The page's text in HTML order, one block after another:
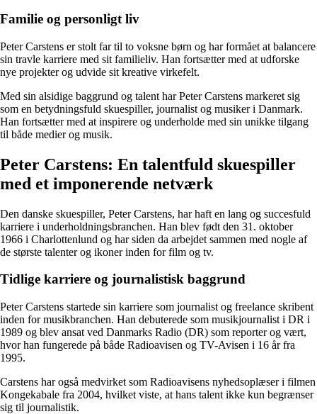
Familie og personligt liv
Peter Carstens er stolt far til to voksne børn og har formået at balancere
sin travle karriere med sit familieliv. Han fortsætter med at udforske
nye projekter og udvide sit kreative virkefelt.
Med sin alsidige baggrund og talent har Peter Carstens markeret sig
som en betydningsfuld skuespiller, journalist og musiker i Danmark.
Han fortsætter med at inspirere og underholde med sin unikke tilgang
til både medier og musik.
Peter Carstens: En talentfuld skuespiller
med et imponerende netværk
Den danske skuespiller, Peter Carstens, har haft en lang og succesfuld
karriere i underholdningsbranchen. Han blev født den 31. oktober
1966 i Charlottenlund og har siden da arbejdet sammen med nogle af
de største talenter og ikoner inden for film og tv.
Tidlige karriere og journalistisk baggrund
Peter Carstens startede sin karriere som journalist og freelance skribent
inden for musikbranchen. Han debuterede som musikjournalist i DR i
1989 og blev ansat ved Danmarks Radio (DR) som reporter og vært,
hvor han fungerede på både Radioavisen og TV-Avisen i 16 år fra
1995.
Carstens har også medvirket som Radioavisens nyhedsoplæser i filmen
Kongekabale fra 2004, hvilket viste, at hans talent ikke kun begrænser
sig til journalistik.